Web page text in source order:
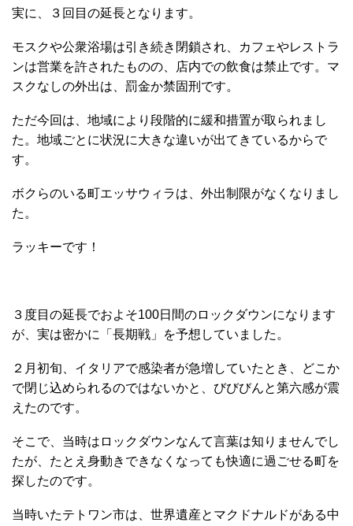
実に、３回目の延長となります。
モスクや公衆浴場は引き続き閉鎖され、カフェやレストラ
ンは営業を許されたものの、店内での飲食は禁止です。マ
スクなしの外出は、罰金か禁固刑です。
ただ今回は、地域により段階的に緩和措置が取られまし
た。地域ごとに状況に大きな違いが出てきているからで
す。
ボクらのいる町エッサウィラは、外出制限がなくなりまし
た。
ラッキーです！
３度目の延長でおよそ100日間のロックダウンになります
が、実は密かに「長期戦」を予想していました。
２月初旬、イタリアで感染者が急増していたとき、どこか
で閉じ込められるのではないかと、びびびんと第六感が震
えたのです。
そこで、当時はロックダウンなんて言葉は知りませんでし
たが、たとえ身動きできなくなっても快適に過ごせる町を
探したのです。
当時いたテトワン市は、世界遺産とマクドナルドがある中